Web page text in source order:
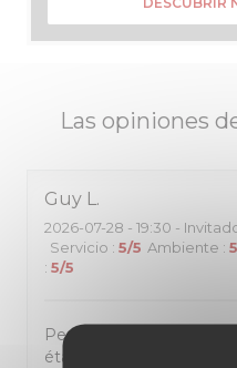
Las opiniones
Guy L
2026-07-28 - 19:30 -
Servicio : 5/5 Ambiente : 5
: 5/5
Personnel très
était très bien de l'entrée